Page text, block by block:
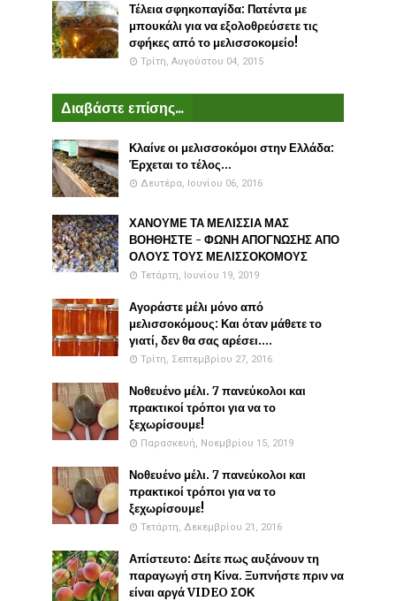
Τέλεια σφηκοπαγίδα: Πατέντα με
μπουκάλι για να εξολοθρεύσετε τις
σφήκες από το μελισσοκομείο!
Τρίτη, Αυγούστου 04, 2015
Διαβάστε επίσης...
Κλαίνε οι μελισσοκόμοι στην Ελλάδα:
Έρχεται το τέλος...
Δευτέρα, Ιουνίου 06, 2016
ΧΑΝΟΥΜΕ ΤΑ ΜΕΛΙΣΣΙΑ ΜΑΣ
ΒΟΗΘΗΣΤΕ - ΦΩΝΗ ΑΠΟΓΝΩΣΗΣ ΑΠΟ
ΟΛΟΥΣ ΤΟΥΣ ΜΕΛΙΣΣΟΚΟΜΟΥΣ
Τετάρτη, Ιουνίου 19, 2019
Αγοράστε μέλι μόνο από
μελισσοκόμους: Και όταν μάθετε το
γιατί, δεν θα σας αρέσει....
Τρίτη, Σεπτεμβρίου 27, 2016
Νοθευένο μέλι. 7 πανεύκολοι και
πρακτικοί τρόποι για να το
ξεχωρίσουμε!
Παρασκευή, Νοεμβρίου 15, 2019
Νοθευένο μέλι. 7 πανεύκολοι και
πρακτικοί τρόποι για να το
ξεχωρίσουμε!
Τετάρτη, Δεκεμβρίου 21, 2016
Απίστευτο: Δείτε πως αυξάνουν τη
παραγωγή στη Κίνα. Ξυπνήστε πριν να
είναι αργά VIDEO ΣΟΚ